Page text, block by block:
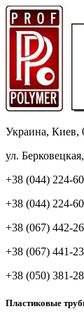
Украина, Киев,
ул.
+38 (044) 224-
+38 (044) 224-
+38 (067) 442-
+38 (067) 441-
+38 (050) 381-
Пластиковые